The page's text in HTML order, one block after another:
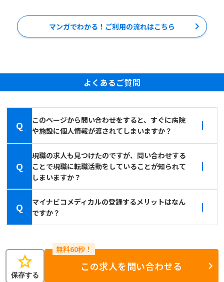
マンガでわかる！ご利用の流れはこちら
よくあるご質問
Q
このページから問い合わせをすると、すぐに病院
や施設に個人情報が渡されてしまいますか？
Q
現職の求人も見つけたのですが、問い合わせする
ことで現職に転職活動をしていることが知られて
しまいますか？
Q
マイナビコメディカルの登録するメリットはなん
ですか？
star
保存する
この求人を問い合わせる